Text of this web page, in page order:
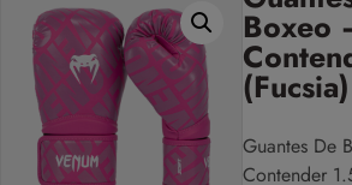
Boxeo
(Fucsia)
Guantes De
Contender